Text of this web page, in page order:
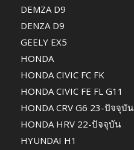
DEMZA D9
DENZA D9
GEELY EX5
HONDA
HONDA CIVIC FC FK
HONDA CIVIC FE FL G11
HONDA CRV G6 23-ปัจจุบัน
HONDA HRV 22-ปัจจุบัน
HYUNDAI H1